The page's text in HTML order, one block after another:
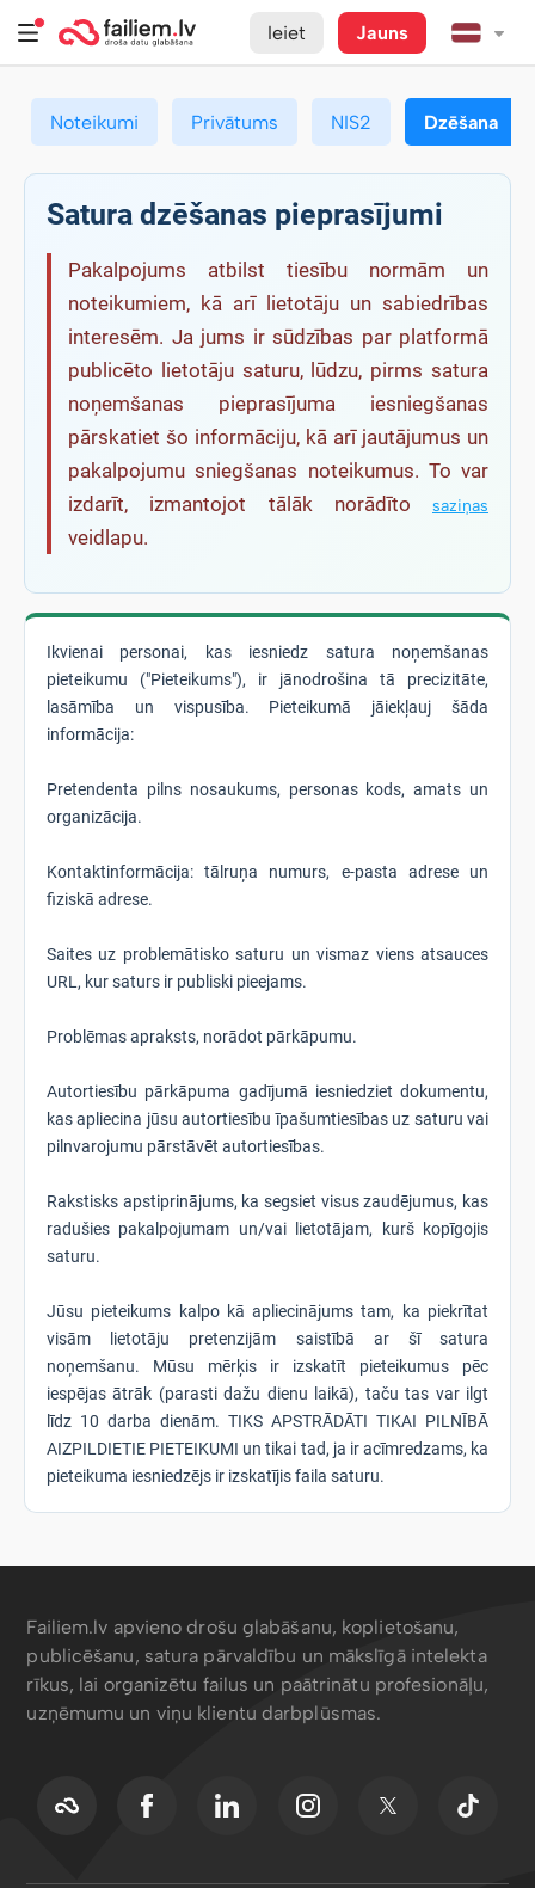
Ieiet Jauns
Noteikumi Privātums NIS2 Dzēšana
Satura dzēšanas pieprasījumi
Pakalpojums atbilst tiesību normām un
noteikumiem, kā arī lietotāju un sabiedrības
interesēm. Ja jums ir sūdzības par platformā
publicēto lietotāju saturu, lūdzu, pirms satura
noņemšanas pieprasījuma iesniegšanas
pārskatiet šo informāciju, kā arī jautājumus un
pakalpojumu sniegšanas noteikumus. To var
izdarīt, izmantojot tālāk norādīto saziņas
veidlapu.
Ikvienai personai, kas iesniedz satura noņemšanas
pieteikumu ("Pieteikums"), ir jānodrošina tā precizitāte,
lasāmība un vispusība. Pieteikumā jāiekļauj šāda
informācija:
Pretendenta pilns nosaukums, personas kods, amats un
organizācija.
Kontaktinformācija: tālruņa numurs, e-pasta adrese un
fiziskā adrese.
Saites uz problemātisko saturu un vismaz viens atsauces
URL, kur saturs ir publiski pieejams.
Problēmas apraksts, norādot pārkāpumu.
Autortiesību pārkāpuma gadījumā iesniedziet dokumentu,
kas apliecina jūsu autortiesību īpašumtiesības uz saturu vai
pilnvarojumu pārstāvēt autortiesības.
Rakstisks apstiprinājums, ka segsiet visus zaudējumus, kas
radušies pakalpojumam un/vai lietotājam, kurš kopīgojis
saturu.
Jūsu pieteikums kalpo kā apliecinājums tam, ka piekrītat
visām lietotāju pretenzijām saistībā ar šī satura
noņemšanu. Mūsu mērķis ir izskatīt pieteikumus pēc
iespējas ātrāk (parasti dažu dienu laikā), taču tas var ilgt
līdz 10 darba dienām. TIKS APSTRĀDĀTI TIKAI PILNĪBĀ
AIZPILDIETIE PIETEIKUMI un tikai tad, ja ir acīmredzams, ka
pieteikuma iesniedzējs ir izskatījis faila saturu.
Failiem.lv apvieno drošu glabāšanu, koplietošanu,
publicēšanu, satura pārvaldību un mākslīgā intelekta
rīkus, lai organizētu failus un paātrinātu profesionāļu,
uzņēmumu un viņu klientu darbplūsmas.